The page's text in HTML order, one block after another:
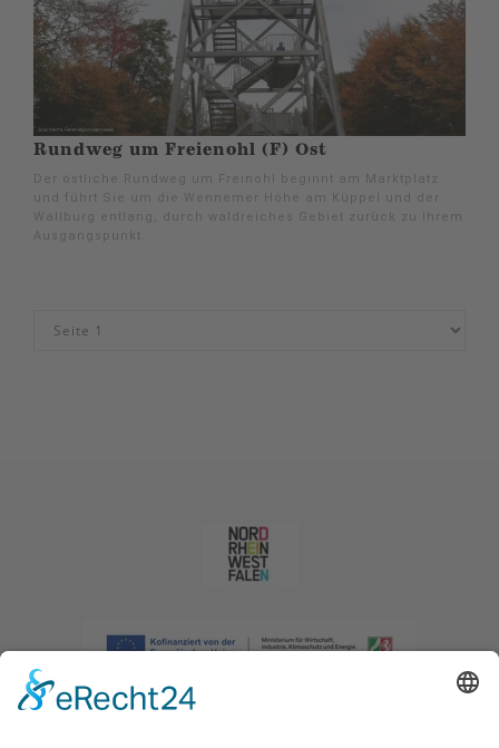
Rundweg um Freienohl (F) Ost
Der östliche Rundweg um Freinohl beginnt am Marktplatz
und führt Sie um die Wennemer Höhe am Küppel und der
Wallburg entlang, durch waldreiches Gebiet zurück zu Ihrem
Ausgangspunkt.